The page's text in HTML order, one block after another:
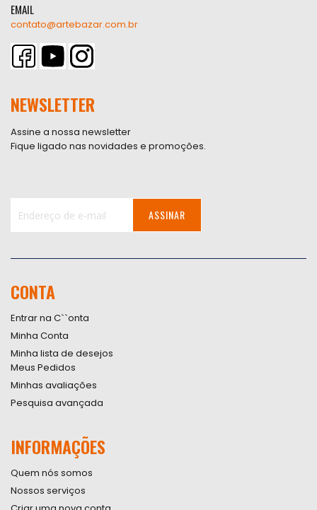
EMAIL
contato@artebazar.com.br
NEWSLETTER
Assine a nossa newsletter
Fique ligado nas novidades e promoções.
Newsletter:
ASSINAR
CONTA
Entrar na C``onta
Minha Conta
Minha lista de desejos
Meus Pedidos
Minhas avaliações
Pesquisa avançada
INFORMAÇÕES
Quem nós somos
Nossos serviços